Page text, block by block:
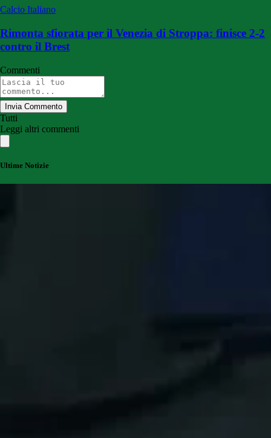
Calcio Italiano
Rimonta sfiorata per il Venezia di Stroppa: finisce 2-2
contro il Brest
Commenti
Invia Commento
Tutti
Leggi altri commenti
Ultime Notizie